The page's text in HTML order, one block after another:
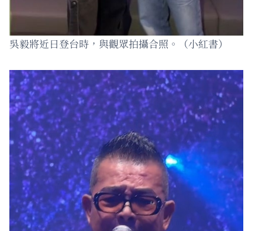
吳毅將近日登台時，與觀眾拍攝合照。（小紅書）